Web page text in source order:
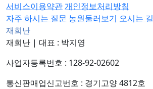
서비스이용약관 개인정보처리방침
자주 하시는 질문 농원둘러보기 오시는 길
재희난
재희난 | 대표 : 박지영
사업자등록번호 : 128-92-02602
통신판매업신고번호 : 경기고양 4812호